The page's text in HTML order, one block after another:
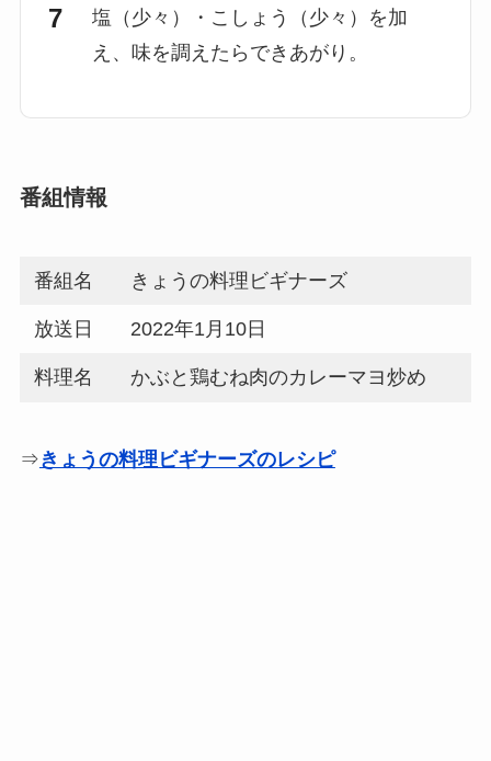
塩（少々）・こしょう（少々）を加
え、味を調えたらできあがり。
番組情報
番組名 きょうの料理ビギナーズ
放送日 2022年1月10日
料理名 かぶと鶏むね肉のカレーマヨ炒め
⇒きょうの料理ビギナーズのレシピ